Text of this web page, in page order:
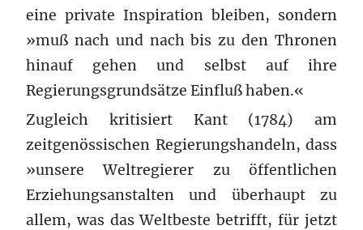
eine private Inspiration bleiben, sondern
»muß nach und nach bis zu den Thronen
hinauf gehen und selbst auf ihre
Regierungsgrundsätze Einfluß haben.«
Zugleich kritisiert Kant (1784) am
zeitgenössischen Regierungshandeln, dass
»unsere Weltregierer zu öffentlichen
Erziehungsanstalten und überhaupt zu
allem, was das Weltbeste betrifft, für jetzt